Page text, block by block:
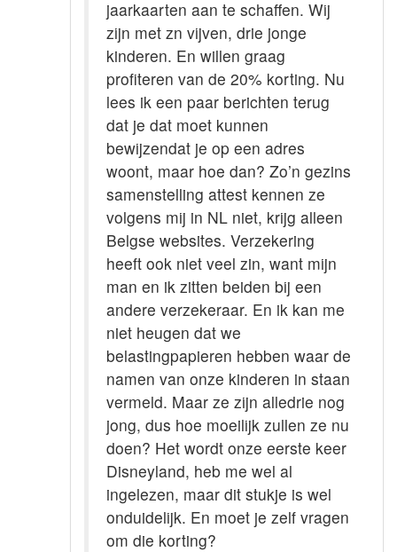
jaarkaarten aan te schaffen. Wij
zijn met zn vijven, drie jonge
kinderen. En willen graag
profiteren van de 20% korting. Nu
lees ik een paar berichten terug
dat je dat moet kunnen
bewijzendat je op een adres
woont, maar hoe dan? Zo’n gezins
samenstelling attest kennen ze
volgens mij in NL niet, krijg alleen
Belgse websites. Verzekering
heeft ook niet veel zin, want mijn
man en ik zitten beiden bij een
andere verzekeraar. En ik kan me
niet heugen dat we
belastingpapieren hebben waar de
namen van onze kinderen in staan
vermeld. Maar ze zijn alledrie nog
jong, dus hoe moeilijk zullen ze nu
doen? Het wordt onze eerste keer
Disneyland, heb me wel al
ingelezen, maar dit stukje is wel
onduidelijk. En moet je zelf vragen
om die korting?